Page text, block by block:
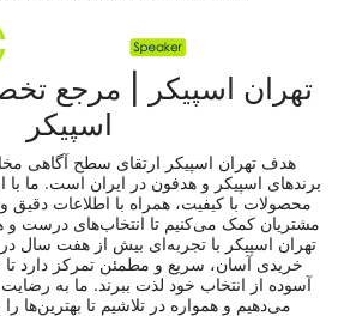
تهران اسپیکر | مرجع
اسپیکر
هدف تهران اسپیکر ارتقای سطح آگاهی
برندهای اسپیکر و هدفون در ایران است. ما با
محصولات با کیفیت، همراه با اطلاعات
مشتریان کمک می‌کنیم تا انتخاب‌های درست و
تهران اسپیکر با تجربه‌ای بیش از هفت سال در
خریدی آسان، سریع و مطمئن تمرکز دارد تا
آسوده از انتخاب خود لذت ببرند. ما به
می‌دهیم و همواره در تلاشیم تا بهترین‌ها